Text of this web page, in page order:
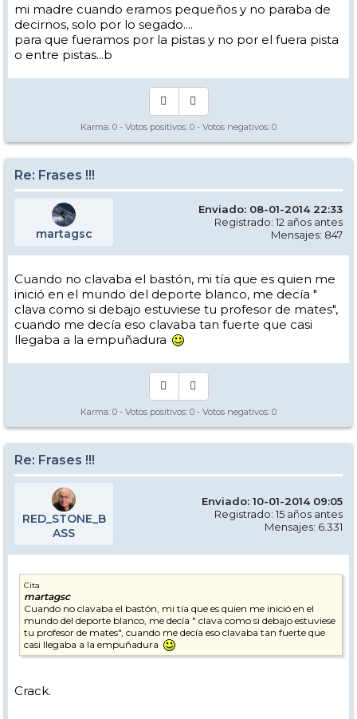
mi madre cuando eramos pequeños y no paraba de
decirnos, solo por lo segado....
para que fueramos por la pistas y no por el fuera pista
o entre pistas...b
Karma: 0 - Votos positivos: 0 - Votos negativos: 0
Re: Frases !!!
martagsc
Enviado: 08-01-2014 22:33
Registrado: 12 años antes
Mensajes: 847
Cuando no clavaba el bastón, mi tía que es quien me
inició en el mundo del deporte blanco, me decía "
clava como si debajo estuviese tu profesor de mates",
cuando me decía eso clavaba tan fuerte que casi
llegaba a la empuñadura
Karma: 0 - Votos positivos: 0 - Votos negativos: 0
Re: Frases !!!
RED_STONE_B
ASS
Enviado: 10-01-2014 09:05
Registrado: 15 años antes
Mensajes: 6.331
Cita
martagsc
Cuando no clavaba el bastón, mi tía que es quien me inició en el
mundo del deporte blanco, me decía " clava como si debajo estuviese
tu profesor de mates", cuando me decía eso clavaba tan fuerte que
casi llegaba a la empuñadura
Crack.